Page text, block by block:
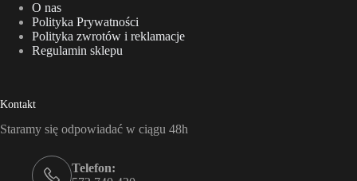
O nas
Polityka Prywatności
Polityka zwrotów i reklamacje
Regulamin sklepu
Kontakt
Staramy się odpowiadać w ciągu 48h
Telefon: